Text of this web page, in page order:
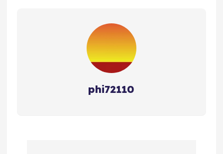
phi72110